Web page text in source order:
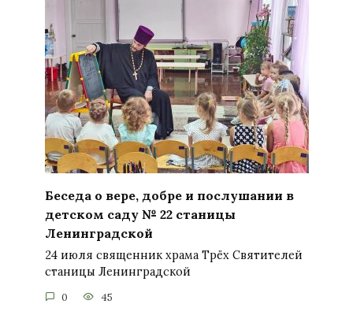
Беседа о вере, добре и послушании в
детском саду № 22 станицы
Ленинградской
24 июля священник храма Трёх Святителей
станицы Ленинградской
0 45